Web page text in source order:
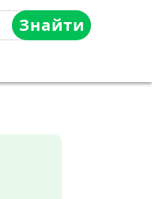
Знайти